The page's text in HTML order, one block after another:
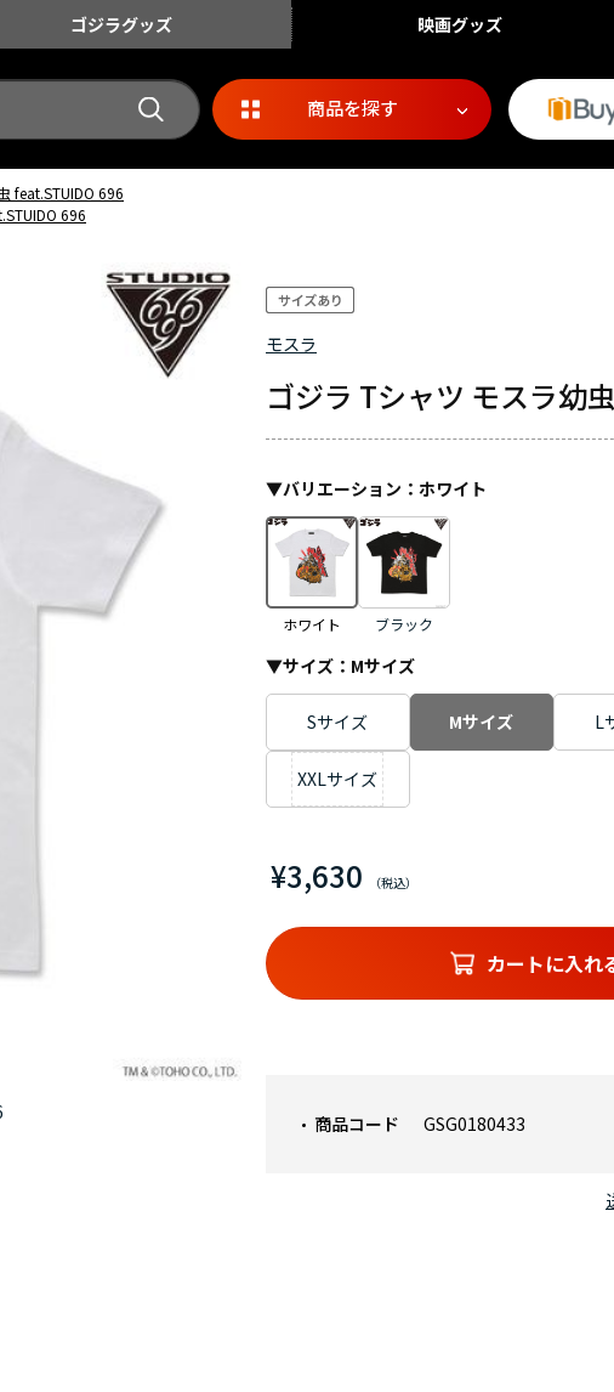
ゴジラグッズ 映画グッズ
商品を探す
feat.STUIDO 696
696
モスラ
ゴジラ Tシャツ モスラ幼
¥3,630
商品コード GSG0180433
▼バリエーション ： ホワイト
ホワイト ブラック
▼サイズ： Mサイズ
Sサイズ Mサイズ L
XXLサイズ
カートに入れ